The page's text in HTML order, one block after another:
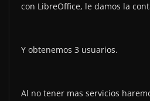
con LibreOffice, le damos la
Y obtenemos 3 usuarios.
Al no tener mas servicios